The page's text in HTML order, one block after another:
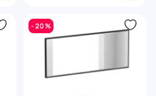
- 20 %